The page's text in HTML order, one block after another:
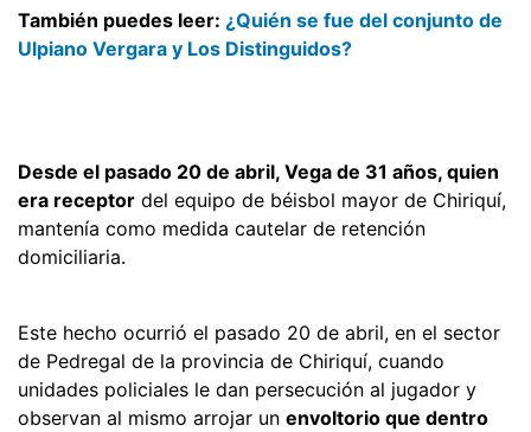
También puedes leer: ¿Quién se fue del conjunto de
Ulpiano Vergara y Los Distinguidos?
Desde el pasado 20 de abril, Vega de 31 años, quien
era receptor del equipo de béisbol mayor de Chiriquí,
mantenía como medida cautelar de retención
domiciliaria.
Este hecho ocurrió el pasado 20 de abril, en el sector
de Pedregal de la provincia de Chiriquí, cuando
unidades policiales le dan persecución al jugador y
observan al mismo arrojar un envoltorio que dentro